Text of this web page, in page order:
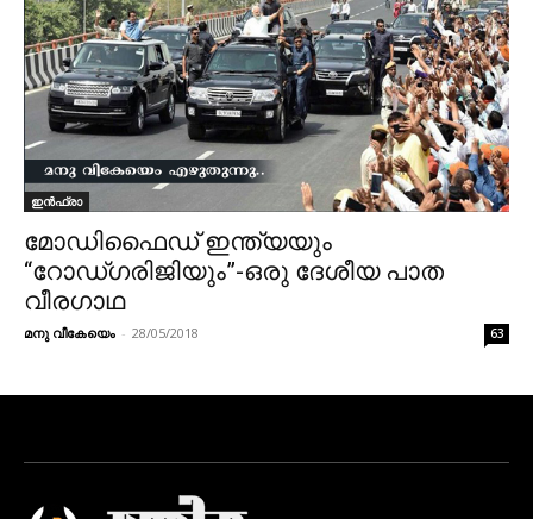
ഇൻഫ്രാ
മോഡിഫൈഡ് ഇന്ത്യയും
“റോഡ്‌ഗരിജിയും”-ഒരു ദേശീയ പാത
വീരഗാഥ
മനു വീകേയെം - 28/05/2018 63